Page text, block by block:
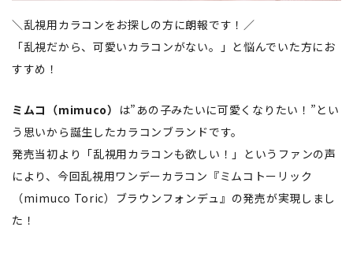
＼乱視用カラコンをお探しの方に朗報です！／
「乱視だから、可愛いカラコンがない。」と悩んでいた方にお
すすめ！
ミムコ（mimuco） は”あの子みたいに可愛くなりたい！”とい
う思いから誕生したカラコンブランドです。
発売当初より「乱視用カラコンも欲しい！」というファンの声
により、今回乱視用ワンデーカラコン『ミムコトーリック
（mimuco Toric）ブラウンフォンデュ』の発売が実現しまし
た！